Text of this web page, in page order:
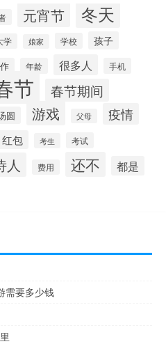
元宵节 冬天
学 娘家 学校 孩子
年龄 很多人 手机
节 春节期间
圆 游戏 父母 疫情
红包 考生 考试
人 费用 还不 都是
需要多少钱